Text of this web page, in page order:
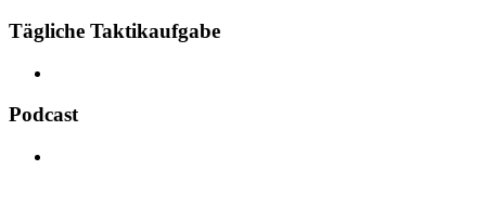
Tägliche Taktikaufgabe
Podcast